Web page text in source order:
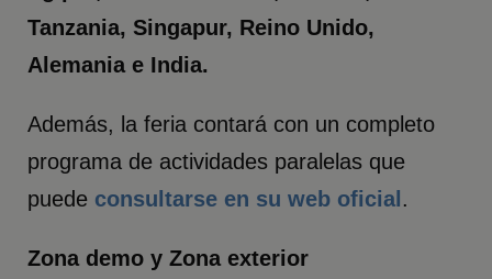
Tanzania, Singapur, Reino Unido,
Alemania e India.
Además, la feria contará con un completo
programa de actividades paralelas que
puede consultarse en su web oficial .
Zona demo y Zona exterior